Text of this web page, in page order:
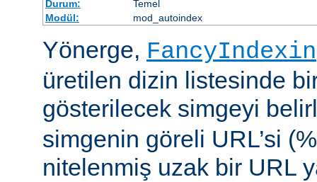
Durum:
Temel
Modül:
mod_autoindex
Yönerge,
üretilen dizin listesinde
gösterilecek simgeyi
simgenin göreli URL’si
nitelenmiş uzak bir URL